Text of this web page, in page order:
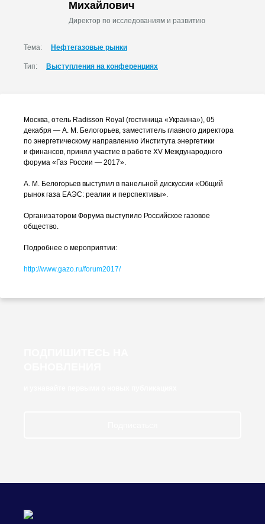
Михайлович
Директор по исследованиям и развитию
Тема: Нефтегазовые рынки
Тип: Выступления на конференциях
Москва, отель Radisson Royal (гостиница «Украина»), 05
декабря — А. М. Белогорьев, заместитель главного директора
по энергетическому направлению Института энергетики
и финансов, принял участие в работе XV Международного
форума «Газ России — 2017».
А. М. Белогорьев выступил в панельной дискуссии «Общий
рынок газа ЕАЭС: реалии и перспективы».
Организатором Форума выступило Российское газовое
общество.
Подробнее о мероприятии:
http://www.gazo.ru/forum2017/